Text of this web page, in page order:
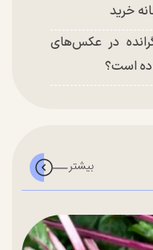
خرید
در عکس‌های
است؟